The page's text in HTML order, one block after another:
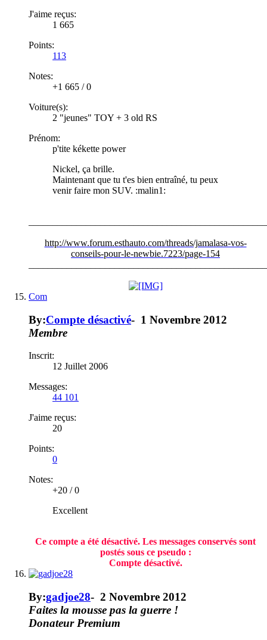
J'aime reçus:
1 665
Points:
113
Notes:
+1 665 /0
Voiture(s):
2 "jeunes" TOY + 3 old RS
Prénom:
p'tite kékette power
Nickel, ça brille.
Maintenant que tu t'es bien entraîné, tu peux
venir faire mon SUV. :malin1:
http://www.forum.esthauto.com/threads/jamalasa-vos-
conseils-pour-le-newbie.7223/page-154
Com
By:Compte désactivé- 1 Novembre 2012
Membre
Inscrit:
12 Juillet 2006
Messages:
44 101
J'aime reçus:
20
Points:
0
Notes:
+20 /0
Excellent
Ce compte a été désactivé. Les messages conservés sont
postés sous ce pseudo :
Compte désactivé.​
By:gadjoe28- 2 Novembre 2012
Faites la mousse pas la guerre !
Donateur Premium